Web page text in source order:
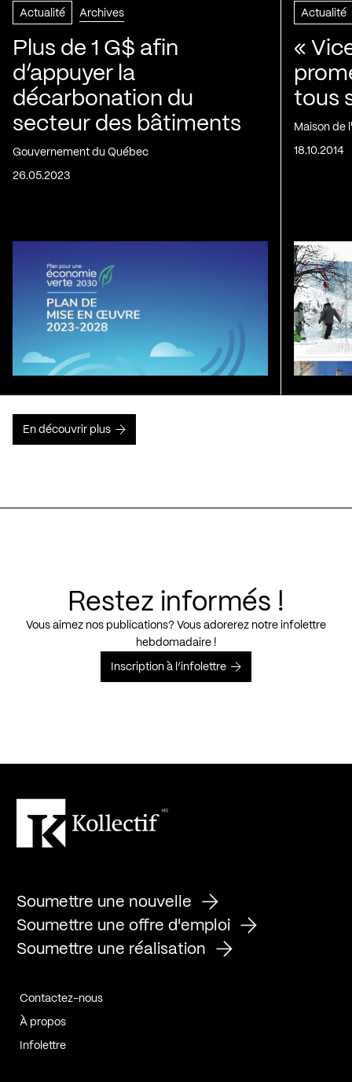
Actualité Archives
Plus de 1 G$ afin
d’appuyer la
décarbonation du
secteur des bâtiments
Gouvernement du Québec
26.05.2023
Actualité
«
tous
Maison de
18.10.2014
En découvrir plus
Restez informés !
Vous aimez nos publications? Vous adorerez notre infolettre
hebdomadaire !
Inscription à l’infolettre
Soumettre une nouvelle
Soumettre une offre d'emploi
Soumettre une réalisation
Contactez-nous
À propos
Infolettre